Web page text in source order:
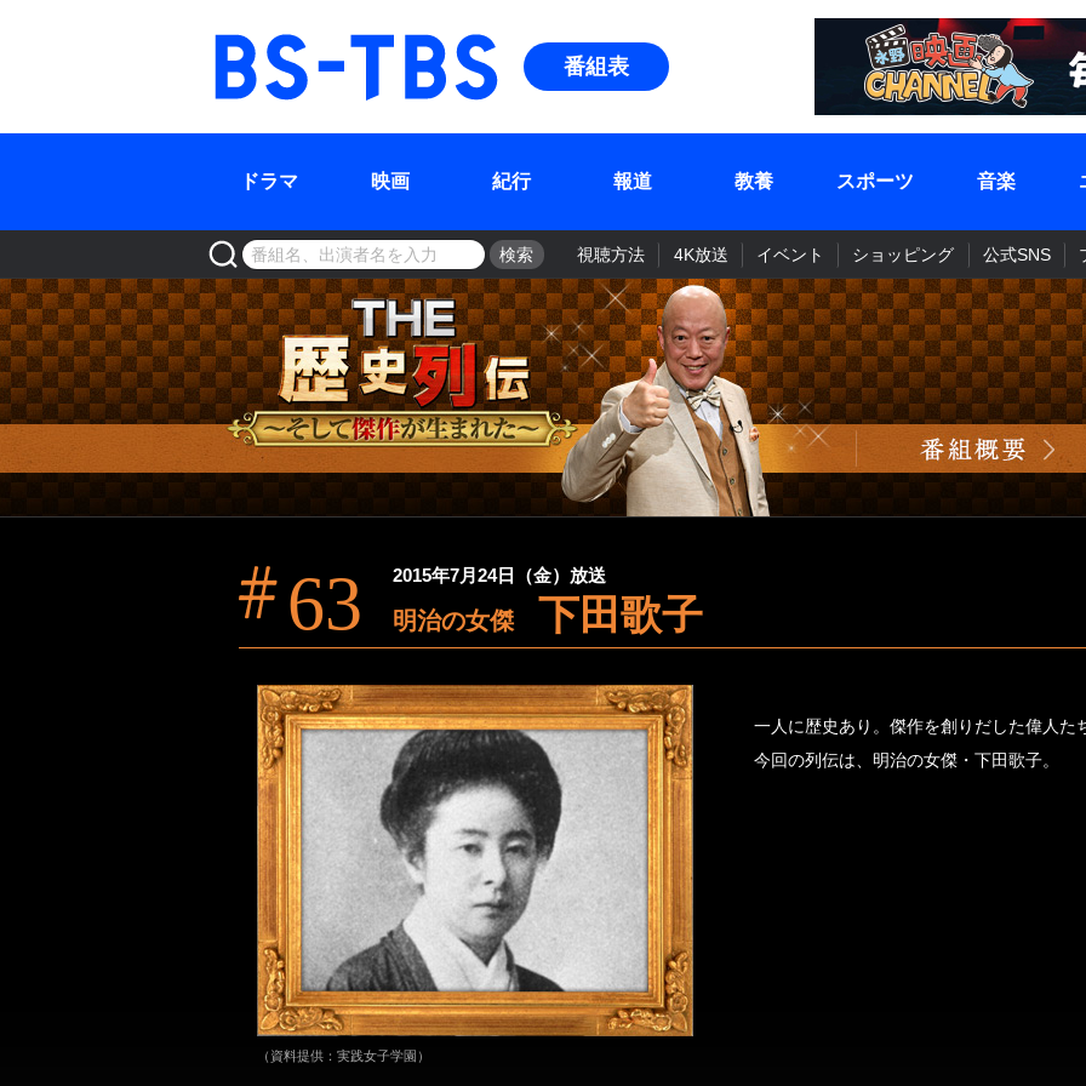
BS-TBS
番組表
ドラマ 映画 紀行 報道 教養 スポーツ 音楽
検索 視聴方法 4K放送 イベント ショッピング 公式SNS
63 2015年7月24日（金）放送
明治の女傑 下田歌子
（資料提供：実践女子学園）
一人に歴史あり。傑作を創りだした偉人た
今回の列伝は、明治の女傑・下田歌子。